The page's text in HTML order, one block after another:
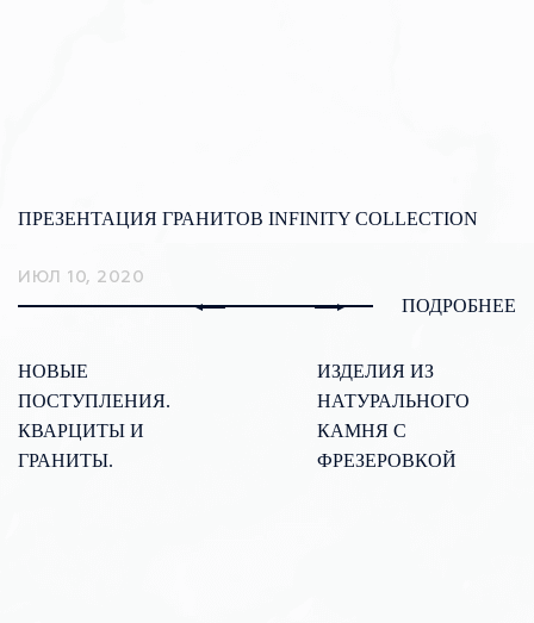
ПРЕЗЕНТАЦИЯ ГРАНИТОВ INFINITY COLLECTION
ИЮЛ 10, 2020
ПОДРОБНЕЕ
НОВЫЕ
ПОСТУПЛЕНИЯ.
КВАРЦИТЫ И
ГРАНИТЫ.
ИЗДЕЛИЯ ИЗ
НАТУРАЛЬНОГО
КАМНЯ С
ФРЕЗЕРОВКОЙ